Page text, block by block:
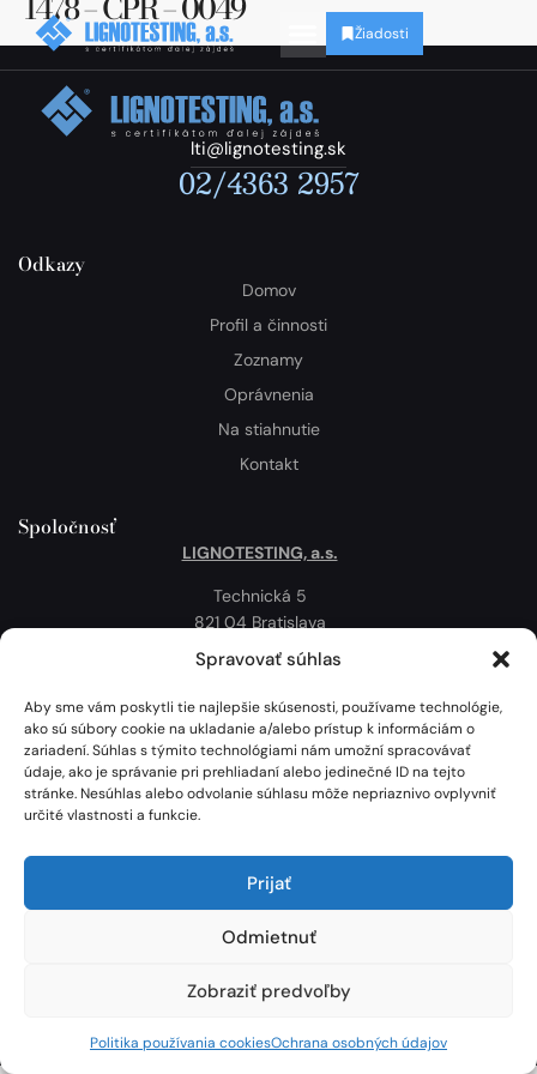
Spravovať súhlas
Aby sme vám poskytli tie najlepšie skúsenosti, používame technológie,
ako sú súbory cookie na ukladanie a/alebo prístup k informáciám o
zariadení. Súhlas s týmito technológiami nám umožní spracovávať
údaje, ako je správanie pri prehliadaní alebo jedinečné ID na tejto
stránke. Nesúhlas alebo odvolanie súhlasu môže nepriaznivo ovplyvniť
určité vlastnosti a funkcie.
Prijať
Odmietnuť
Zobraziť predvoľby
Politika používania cookiesOchrana osobných údajov
Žiadosti
lti@lignotesting.sk
02/4363 2957
Odkazy
Domov
Profil a činnosti
Zoznamy
Oprávnenia
Na stiahnutie
Kontakt
Spoločnosť
LIGNOTESTING, a.s.
Technická 5
821 04 Bratislava
Slovenská republika
Politika používania cookies
Mapa
Lignotesting, a. s. © 2024 | Všetky práva vyhradené. | Vytvoril: Marek Heinfarth.